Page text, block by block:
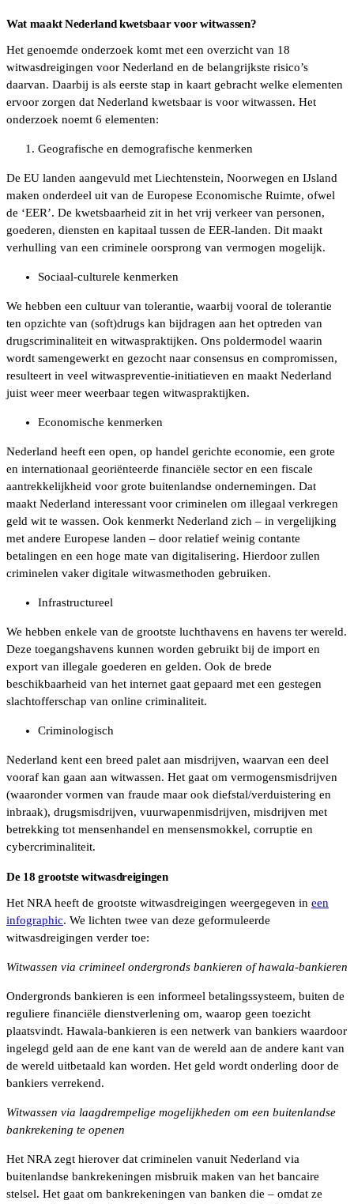
Wat maakt Nederland kwetsbaar voor witwassen?
Het genoemde onderzoek komt met een overzicht van 18
witwasdreigingen voor Nederland en de belangrijkste risico’s
daarvan. Daarbij is als eerste stap in kaart gebracht welke elementen
ervoor zorgen dat Nederland kwetsbaar is voor witwassen. Het
onderzoek noemt 6 elementen:
Geografische en demografische kenmerken
De EU landen aangevuld met Liechtenstein, Noorwegen en IJsland
maken onderdeel uit van de Europese Economische Ruimte, ofwel
de ‘EER’. De kwetsbaarheid zit in het vrij verkeer van personen,
goederen, diensten en kapitaal tussen de EER-landen. Dit maakt
verhulling van een criminele oorsprong van vermogen mogelijk.
Sociaal-culturele kenmerken
We hebben een cultuur van tolerantie, waarbij vooral de tolerantie
ten opzichte van (soft)drugs kan bijdragen aan het optreden van
drugscriminaliteit en witwaspraktijken. Ons poldermodel waarin
wordt samengewerkt en gezocht naar consensus en compromissen,
resulteert in veel witwaspreventie-initiatieven en maakt Nederland
juist weer meer weerbaar tegen witwaspraktijken.
Economische kenmerken
Nederland heeft een open, op handel gerichte economie, een grote
en internationaal georiënteerde financiële sector en een fiscale
aantrekkelijkheid voor grote buitenlandse ondernemingen. Dat
maakt Nederland interessant voor criminelen om illegaal verkregen
geld wit te wassen. Ook kenmerkt Nederland zich – in vergelijking
met andere Europese landen – door relatief weinig contante
betalingen en een hoge mate van digitalisering. Hierdoor zullen
criminelen vaker digitale witwasmethoden gebruiken.
Infrastructureel
We hebben enkele van de grootste luchthavens en havens ter wereld.
Deze toegangshavens kunnen worden gebruikt bij de import en
export van illegale goederen en gelden. Ook de brede
beschikbaarheid van het internet gaat gepaard met een gestegen
slachtofferschap van online criminaliteit.
Criminologisch
Nederland kent een breed palet aan misdrijven, waarvan een deel
vooraf kan gaan aan witwassen. Het gaat om vermogensmisdrijven
(waaronder vormen van fraude maar ook diefstal/verduistering en
inbraak), drugsmisdrijven, vuurwapenmisdrijven, misdrijven met
betrekking tot mensenhandel en mensensmokkel, corruptie en
cybercriminaliteit.
De 18 grootste witwasdreigingen
Het NRA heeft de grootste witwasdreigingen weergegeven in een
infographic. We lichten twee van deze geformuleerde
witwasdreigingen verder toe:
Witwassen via crimineel ondergronds bankieren of hawala-bankieren
Ondergronds bankieren is een informeel betalingssysteem, buiten de
reguliere financiële dienstverlening om, waarop geen toezicht
plaatsvindt. Hawala-bankieren is een netwerk van bankiers waardoor
ingelegd geld aan de ene kant van de wereld aan de andere kant van
de wereld uitbetaald kan worden. Het geld wordt onderling door de
bankiers verrekend.
Witwassen via laagdrempelige mogelijkheden om een buitenlandse
bankrekening te openen
Het NRA zegt hierover dat criminelen vanuit Nederland via
buitenlandse bankrekeningen misbruik maken van het bancaire
stelsel. Het gaat om bankrekeningen van banken die – omdat ze